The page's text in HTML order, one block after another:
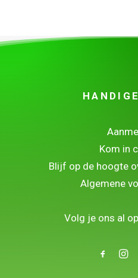
Kom in
Blijf op de hoogte
Algemene
Volg je ons al